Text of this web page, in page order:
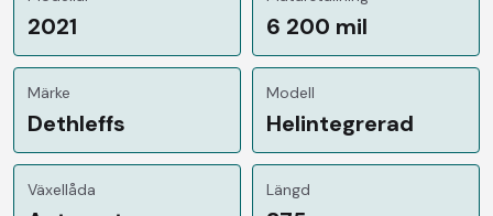
2021 6 200 mil
Märke
Dethleffs
Modell
Helintegrerad
Växellåda Längd